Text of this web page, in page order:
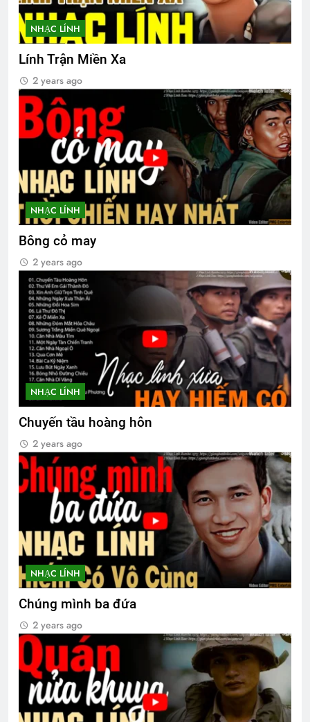
NHẠC LÍNH
Lính Trận Miền Xa
2 years ago
NHẠC LÍNH
Bông cỏ may
2 years ago
NHẠC LÍNH
Chuyến tầu hoàng hôn
2 years ago
NHẠC LÍNH
Chúng mình ba đứa
2 years ago